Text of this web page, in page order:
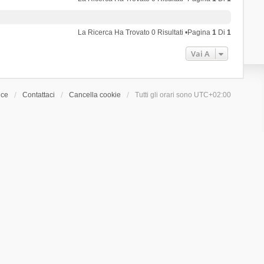
La Ricerca Ha Trovato 0 Risultati •Pagina1 Di1
Vai A
Contattaci Cancella cookie Tutti gli orari sono UTC+02:00